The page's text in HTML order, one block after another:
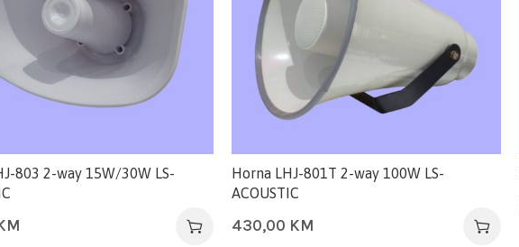
803 2-way 15W/30W LS-
Horna LHJ-801T 2-way 100W LS-
ACOUSTIC
430,00 KM